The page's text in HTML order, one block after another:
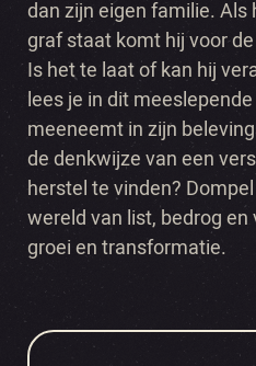
dan zijn eigen familie. Als
graf staat komt hij voor
Is het te laat of kan hij
lees je in dit
meeneemt in zijn
de denkwijze van een
herstel te vinden?
wereld van list, bedrog en
groei en transformatie.